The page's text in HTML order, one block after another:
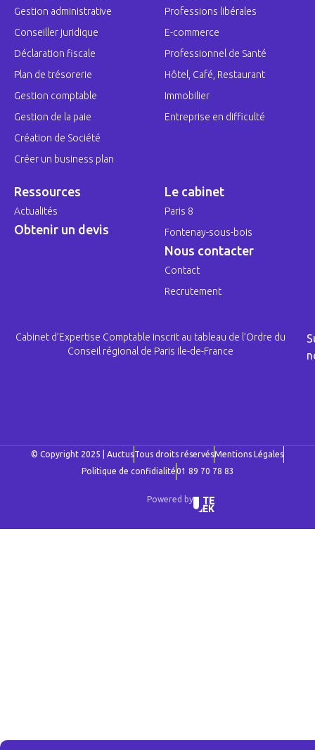
Gestion administrative
Conseiller juridique
Déclaration fiscale
Plan de trésorerie
Gestion comptable
Gestion de la paie
Création de Société
Créer un business plan
Professions libérales
E-commerce
Professionnel de Santé
Hôtel, Café, Restaurant
Immobilier
Entreprise en difficulté
Ressources
Actualités
Obtenir un devis
Le cabinet
Paris 8
Fontenay-sous-bois
Nous contacter
Contact
Recrutement
Cabinet d’Expertise Comptable inscrit au tableau de l’Ordre du
Conseil régional de Paris Ile-de-France
© Copyright 2025 | AuctusTous droits réservésMentions Légales
Politique de confidialité01 89 70 78 83
Powered by